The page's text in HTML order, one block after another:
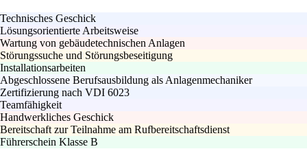
Technisches Geschick
Lösungsorientierte Arbeitsweise
Wartung von gebäudetechnischen Anlagen
Störungssuche und Störungsbeseitigung
Installationsarbeiten
Abgeschlossene Berufsausbildung als Anlagenmechaniker
Zertifizierung nach VDI 6023
Teamfähigkeit
Handwerkliches Geschick
Bereitschaft zur Teilnahme am Rufbereitschaftsdienst
Führerschein Klasse B